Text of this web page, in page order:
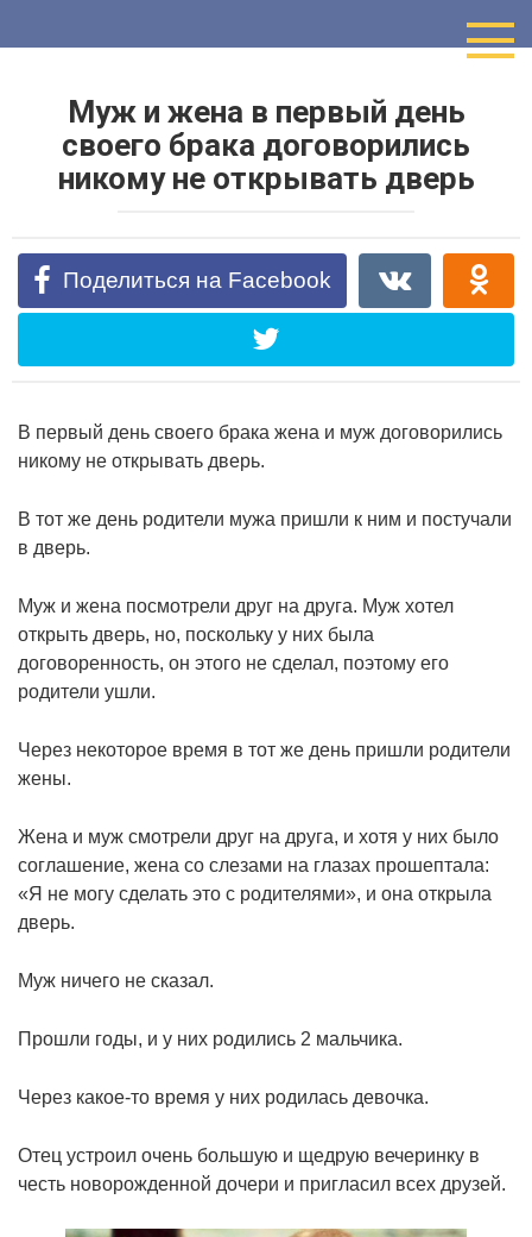
Муж и жена в первый день
своего брака договорились
никому не открывать дверь
Поделиться на Facebook
В первый день своего брака жена и муж договорились
никому не открывать дверь.
В тот же день родители мужа пришли к ним и постучали
в дверь.
Муж и жена посмотрели друг на друга. Муж хотел
открыть дверь, но, поскольку у них была
договоренность, он этого не сделал, поэтому его
родители ушли.
Через некоторое время в тот же день пришли родители
жены.
Жена и муж смотрели друг на друга, и хотя у них было
соглашение, жена со слезами на глазах прошептала:
«Я не могу сделать это с родителями», и она открыла
дверь.
Муж ничего не сказал.
Прошли годы, и у них родились 2 мальчика.
Через какое-то время у них родилась девочка.
Отец устроил очень большую и щедрую вечеринку в
честь новорожденной дочери и пригласил всех друзей.